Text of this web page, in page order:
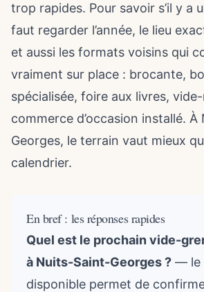
trop rapides. Pour savoir s’il y a
faut regarder l’année, le lieu
et aussi les formats voisins qui
vraiment sur place : brocante,
spécialisée, foire aux livres,
commerce d’occasion installé.
Georges, le terrain vaut mieux
calendrier.
En bref : les réponses rapides
Quel est le prochain vide-
à Nuits-Saint-Georges ? — le
disponible permet de